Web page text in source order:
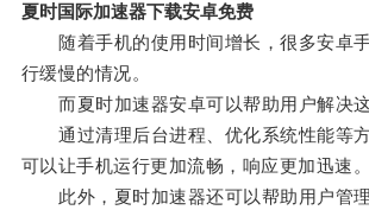
夏时国际加速器下载安卓免费
随着手机的使用时间增长，很多安卓
行缓慢的情况。
而夏时加速器安卓可以帮助用户解决这
通过清理后台进程、优化系统性能等
可以让手机运行更加流畅，响应更加迅速。
此外，夏时加速器还可以帮助用户管